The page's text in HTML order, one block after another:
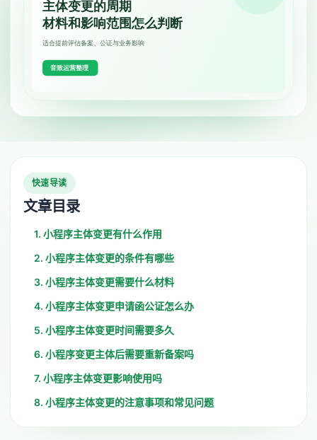
快速导读
文章目录
1. 小程序主体变更有什么作用
2. 小程序主体变更的条件有哪些
3. 小程序主体变更需要什么材料
4. 小程序主体变更申请函公证怎么办
5. 小程序主体变更时间需要多久
6. 小程序变更主体后需要重新备案吗
7. 小程序主体变更影响使用吗
8. 小程序主体变更的注意事项和常见问题